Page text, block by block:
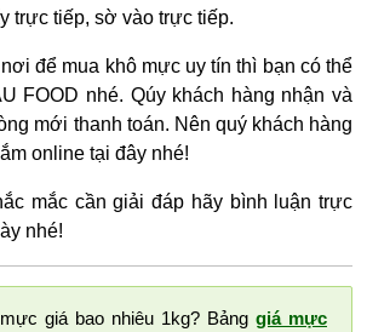
trực tiếp, sờ vào trực tiếp.
để mua khô mực uy tín thì bạn có thể
FOOD nhé. Qúy khách hàng nhận và
mới thanh toán. Nên quý khách hàng
online tại đây nhé!
mắc cần giải đáp hãy bình luận trực
nhé!
giá bao nhiêu 1kg? Bảng giá mực